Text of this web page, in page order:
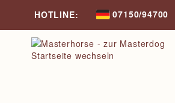
HOTLINE: 07150/94700